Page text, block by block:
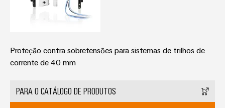
Proteção contra sobretensões para sistemas de trilhos de
corrente de 40 mm
PARA O CATÁLOGO DE PRODUTOS